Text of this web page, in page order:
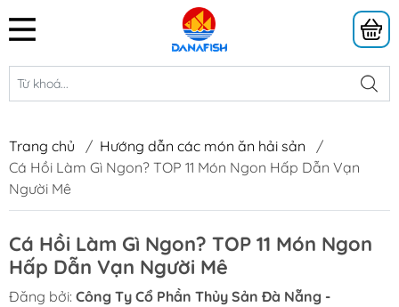
Trang chủ / Hướng dẫn các món ăn hải sản
/
Cá Hồi Làm Gì Ngon? TOP 11 Món Ngon Hấp Dẫn Vạn
Người Mê
Cá Hồi Làm Gì Ngon? TOP 11 Món Ngon
Hấp Dẫn Vạn Người Mê
Đăng bởi: Công Ty Cổ Phần Thủy Sản Đà Nẵng -